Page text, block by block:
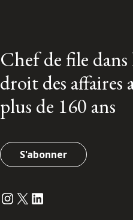
Chef de file
droit des affaires
plus de 160 ans
S'abonner
Instagram
Twitter
LinkedIn